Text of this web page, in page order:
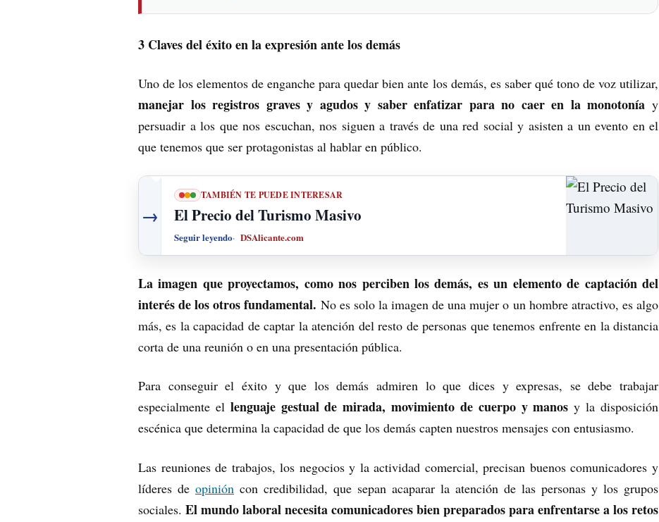
3 Claves del éxito en la expresión ante los demás
Uno de los elementos de enganche para quedar bien ante los demás, es saber qué tono de voz utilizar,
manejar los registros graves y agudos y saber enfatizar para no caer en la monotonía y
persuadir a los que nos escuchan, nos siguen a través de una red social y asisten a un evento en el
que tenemos que ser protagonistas al hablar en público.
→
TAMBIÉN TE PUEDE INTERESAR
El Precio del Turismo Masivo
Seguir leyendo DSAlicante.com
La imagen que proyectamos, como nos perciben los demás, es un elemento de captación del
interés de los otros fundamental. No es solo la imagen de una mujer o un hombre atractivo, es algo
más, es la capacidad de captar la atención del resto de personas que tenemos enfrente en la distancia
corta de una reunión o en una presentación pública.
Para conseguir el éxito y que los demás admiren lo que dices y expresas, se debe trabajar
especialmente el lenguaje gestual de mirada, movimiento de cuerpo y manos y la disposición
escénica que determina la capacidad de que los demás capten nuestros mensajes con entusiasmo.
Las reuniones de trabajos, los negocios y la actividad comercial, precisan buenos comunicadores y
líderes de opinión con credibilidad, que sepan acaparar la atención de las personas y los grupos
sociales. El mundo laboral necesita comunicadores bien preparados para enfrentarse a los retos